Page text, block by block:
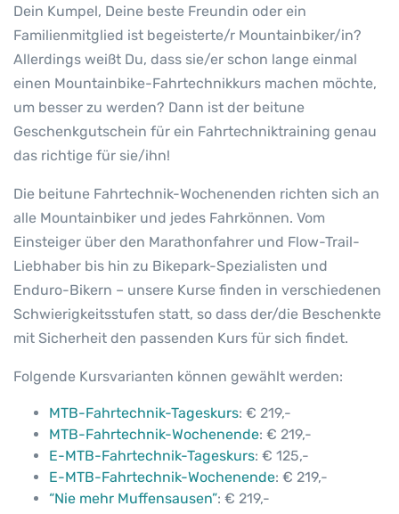
e
i
n
r
e
i
b
e
i
t
u
n
e
T
-
/
E
-
M
Dein Kumpel, Deine beste Freundin oder ein
Familienmitglied ist begeisterte/r Mountainbiker/in?
Allerdings weißt Du, dass sie/er schon lange einmal
einen Mountainbike-Fahrtechnikkurs machen möchte,
um besser zu werden? Dann ist der beitune
Geschenkgutschein für ein Fahrtechniktraining genau
das richtige für sie/ihn!
Die beitune Fahrtechnik-Wochenenden richten sich an
alle Mountainbiker und jedes Fahrkönnen. Vom
Einsteiger über den Marathonfahrer und Flow-Trail-
Liebhaber bis hin zu Bikepark-Spezialisten und
Enduro-Bikern – unsere Kurse finden in verschiedenen
Schwierigkeitsstufen statt, so dass der/die Beschenkte
mit Sicherheit den passenden Kurs für sich findet.
Folgende Kursvarianten können gewählt werden:
MTB-Fahrtechnik-Tageskurs: € 219,-
MTB-Fahrtechnik-Wochenende: € 219,-
E-MTB-Fahrtechnik-Tageskurs: € 125,-
E-MTB-Fahrtechnik-Wochenende: € 219,-
“Nie mehr Muffensausen”: € 219,-